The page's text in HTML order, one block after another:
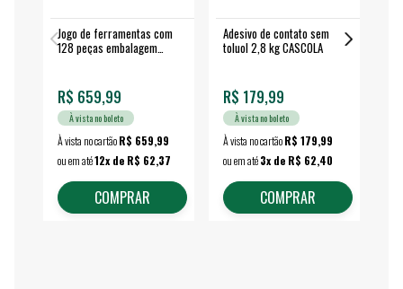
Jogo de ferramentas com
128 peças embalagem
R$ 659,99
À vista no boleto
À vista no cartãoR$ 659,99
ou em até12x de R$ 62,37
COMPRAR
Adesivo de contato sem
toluol 2,8 kg CASCOLA
R$ 179,99
À vista no boleto
À vista no cartãoR$ 179,99
ou em até3x de R$ 62,40
COMPRAR